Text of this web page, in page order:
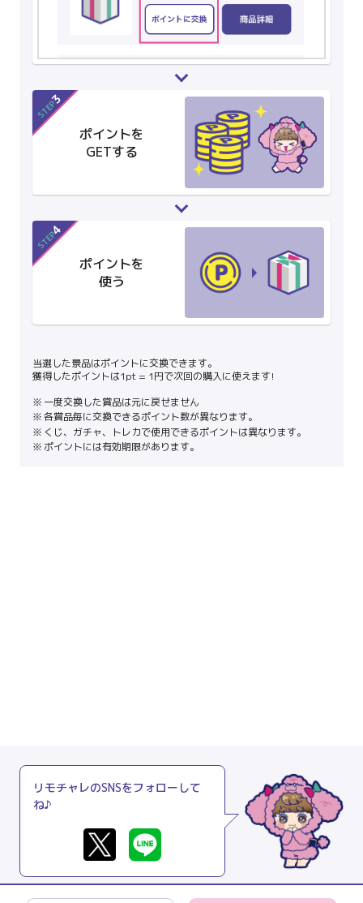
STEP3
ポイントを
GETする
STEP4
ポイントを
使う
当選した景品はポイントに交換できます。
獲得したポイントは1pt = 1円で次回の購入に使えます!
一度交換した賞品は元に戻せません
各賞品毎に交換できるポイント数が異なります。
くじ、ガチャ、トレカで使用できるポイントは異なります。
ポイントには有効期限があります。
リモチャレのSNSをフォローして
ね♪